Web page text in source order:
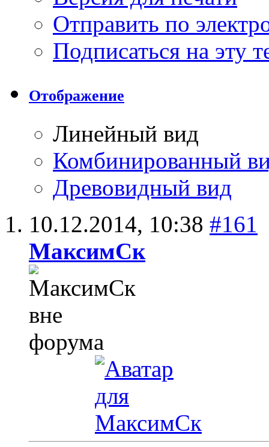
Отправить по
Подписаться на эту
Отображение
Линейный вид
Комбинированный
Древовидный вид
10.12.2014, 10:38 #161
МаксимСк